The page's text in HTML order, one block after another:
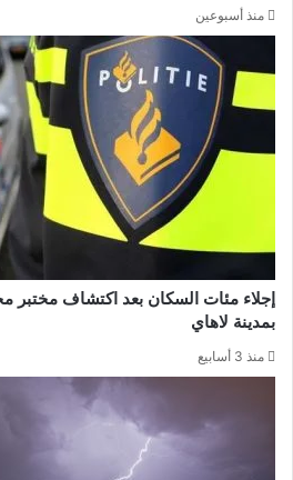
منذ أسبوعين
إجلاء مئات السكان بعد اكتشاف
بمدينة لاهاي
منذ 3 أسابيع